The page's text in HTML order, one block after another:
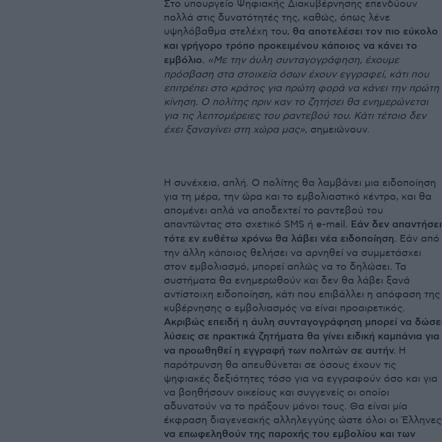
Στο υπουργείο Ψηφιακής Διακυβέρνησης επενδύουν
πολλά στις δυνατότητές της, καθώς, όπως λένε
υψηλόβαθμα στελέχη του, θα αποτελέσει τον πιο εύκολο
και γρήγορο τρόπο προκειμένου κάποιος να κάνει το
εμβόλιο. «Με την άυλη συνταγογράφηση, έχουμε
πρόσβαση στα στοιχεία όσων έχουν εγγραφεί, κάτι που
επιτρέπει στο κράτος για πρώτη φορά να κάνει την πρώτη
κίνηση. Ο πολίτης πριν καν το ζητήσει θα ενημερώνεται
για τις λεπτομέρειες του ραντεβού του. Κάτι τέτοιο δεν
έχει ξαναγίνει στη χώρα μας», σημειώνουν.
Η συνέχεια, απλή. Ο πολίτης θα λαμβάνει μια ειδοποίηση
για τη μέρα, την ώρα και το εμβολιαστικό κέντρο, και θα
απομένει απλά να αποδεχτεί το ραντεβού του
απαντώντας στο σχετικό SMS ή e-mail. Εάν δεν
τότε εν ευθέτω χρόνω θα λάβει νέα ειδοποίηση. Εάν από
την άλλη κάποιος θελήσει να αρνηθεί να συμμετάσχει
στον εμβολιασμό, μπορεί απλώς να το δηλώσει. Τα
συστήματα θα ενημερωθούν και δεν θα λάβει ξανά
αντίστοιχη ειδοποίηση, κάτι που επιβάλλει η απόφαση της
κυβέρνησης ο εμβολιασμός να είναι προαιρετικός.
Ακριβώς επειδή η άυλη συνταγογράφηση μπορεί να
λύσεις σε πρακτικά ζητήματα θα γίνει ειδική καμπάνια για
να προωθηθεί η εγγραφή των πολιτών σε αυτήν. Η
παρότρυνση θα απευθύνεται σε όσους έχουν τις
ψηφιακές δεξιότητες τόσο για να εγγραφούν όσο και για
να βοηθήσουν οικείους και συγγενείς οι οποίοι
αδυνατούν να το πράξουν μόνοι τους. Θα είναι μία
έκφραση διαγενεακής αλληλεγγύης ώστε όλοι οι Έλληνες
να επωφεληθούν της παροχής του εμβολίου και των